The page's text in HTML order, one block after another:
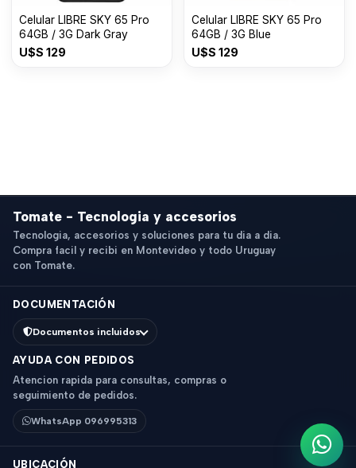
Celular LIBRE SKY 65 Pro
64GB / 3G Dark Gray
U$S 129
Celular LIBRE SKY 65 Pro
64GB / 3G Blue
U$S 129
Tomate - Tecnologia y accesorios
Tecnologia, accesorios y soluciones para tu dia a dia.
Compra facil y recibi en Montevideo y todo Uruguay
con Tomate.
DOCUMENTACIÓN
Documentos incluidos
AYUDA CON PEDIDOS
Atencion rapida para consultas, compras o
seguimiento de pedidos.
WhatsApp 096995313
UBICACIÓN